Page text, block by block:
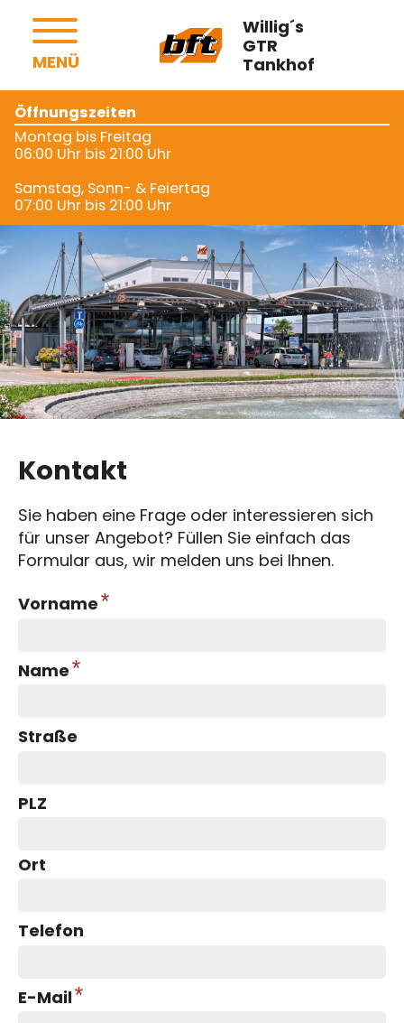
Willig´s
GTR
Tankhof
Startseite
Tankstelle
Waschanlage
Back & Shop
Bistro
Café Lounge
Bonus-Card
Kontakt
MENÜ
Öffnungszeiten
Montag bis Freitag
06:00 Uhr bis 21:00 Uhr
Samstag, Sonn- & Feiertag
07:00 Uhr bis 21:00 Uhr
Kontakt
Sie haben eine Frage oder interessieren sich
für unser Angebot? Füllen Sie einfach das
Formular aus, wir melden uns bei Ihnen.
Vorname*
Name*
Straße
PLZ
Ort
Telefon
E-Mail*